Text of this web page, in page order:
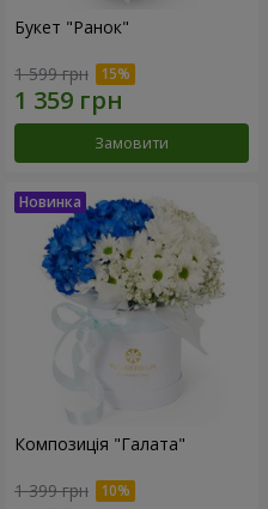
Букет "Ранок"
1 599 грн
Замовити
Композиція "Галата"
1 399 грн